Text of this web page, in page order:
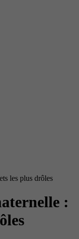
les plus drôles
: